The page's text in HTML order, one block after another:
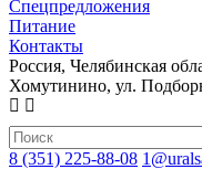
Спецпредложения
Питание
Контакты
Россия, Челябинская
Хомутинино, ул.
8 (351) 225-88-08